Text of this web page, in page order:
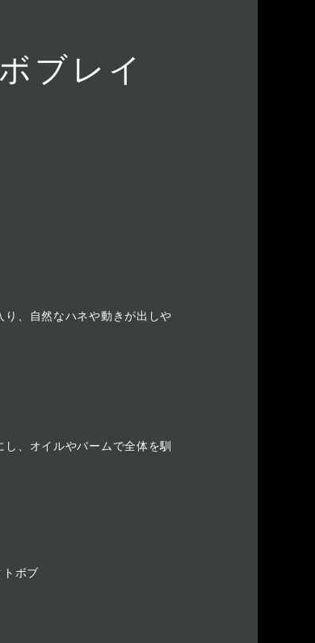
ブレイ
、自然なハネや動きが出しや
、オイルやバームで全体を馴
ボブ